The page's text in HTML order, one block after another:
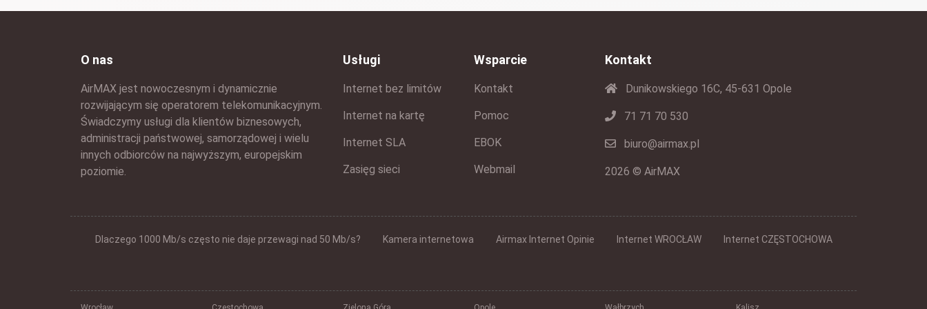
O nas
AirMAX jest nowoczesnym i dynamicznie
rozwijającym się operatorem telekomunikacyjnym.
Świadczymy usługi dla klientów biznesowych,
administracji państwowej, samorządowej i wielu
innych odbiorców na najwyższym, europejskim
poziomie.
Usługi
Internet bez limitów
Internet na kartę
Internet SLA
Zasięg sieci
Wsparcie
Kontakt
Pomoc
EBOK
Webmail
Kontakt
Dunikowskiego 16C, 45-631 Opole
71 71 70 530
biuro@airmax.pl
2026 © AirMAX
Dlaczego 1000 Mb/s często nie daje przewagi nad 50 Mb/s? Kamera internetowa Airmax Internet Opinie Internet WROCŁAW Internet CZĘSTOCHOWA